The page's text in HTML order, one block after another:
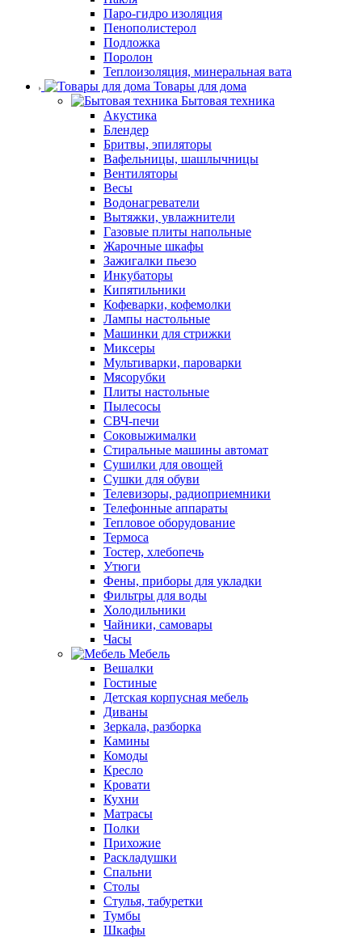
Паро-гидро изоляция
Пенополистерол
Подложка
Поролон
Теплоизоляция, минеральная вата
Товары для дома
Бытовая техника
Акустика
Блендер
Бритвы, эпиляторы
Вафельницы, шашлычницы
Вентиляторы
Весы
Водонагреватели
Вытяжки, увлажнители
Газовые плиты напольные
Жарочные шкафы
Зажигалки пьезо
Инкубаторы
Кипятильники
Кофеварки, кофемолки
Лампы настольные
Машинки для стрижки
Миксеры
Мультиварки, пароварки
Мясорубки
Плиты настольные
Пылесосы
СВЧ-печи
Соковыжималки
Стиральные машины автомат
Сушилки для овощей
Сушки для обуви
Телевизоры, радиоприемники
Телефонные аппараты
Тепловое оборудование
Термоса
Тостер, хлебопечь
Утюги
Фены, приборы для укладки
Фильтры для воды
Холодильники
Чайники, самовары
Часы
Мебель
Вешалки
Гостиные
Детская корпусная мебель
Диваны
Зеркала, разборка
Камины
Комоды
Кресло
Кровати
Кухни
Матрасы
Полки
Прихожие
Раскладушки
Спальни
Столы
Стулья, табуретки
Тумбы
Шкафы